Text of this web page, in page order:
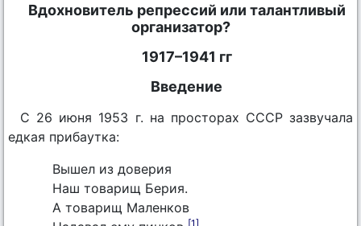
Вдохновитель репрессий или талантливый
организатор?
1917–1941 гг
Введение
С 26 июня 1953 г. на просторах СССР зазвучала
едкая прибаутка:
Вышел из доверия
Наш товарищ Берия.
А товарищ Маленков
[1]